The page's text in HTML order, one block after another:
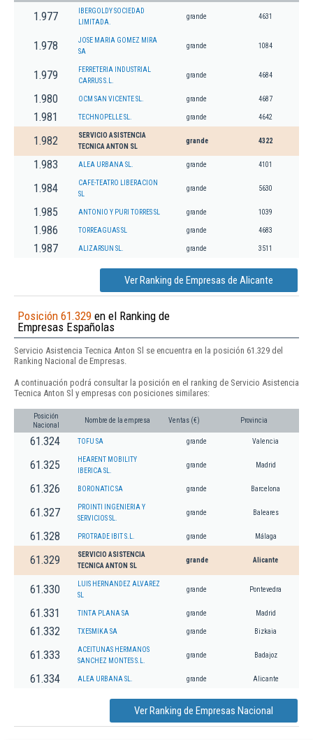
1.977
IBERGOLDY SOCIEDAD
LIMITADA.
grande 4631
1.978
JOSE MARIA GOMEZ MIRA
SA
grande 1084
1.979
FERRETERIA INDUSTRIAL
CARRUS S.L.
grande 4684
1.980 OCM SAN VICENTE SL. grande 4687
1.981 TECHNOPELLE SL. grande 4642
1.982
SERVICIO ASISTENCIA
TECNICA ANTON SL
grande 4322
1.983 ALEA URBANA SL. grande 4101
1.984
CAFE-TEATRO LIBERACION
SL
grande 5630
1.985 ANTONIO Y PURI TORRES SL grande 1039
1.986 TORREAGUAS SL grande 4683
1.987 ALIZARSUN SL. grande 3511
Ver Ranking de Empresas de Alicante
Posición 61.329 en el Ranking de
Empresas Españolas
Servicio Asistencia Tecnica Anton Sl se encuentra en la posición 61.329 del
Ranking Nacional de Empresas.
A continuación podrá consultar la posición en el ranking de Servicio Asistencia
Tecnica Anton Sl y empresas con posiciones similares:
Posición
Nacional
Nombre de la empresa Ventas (€) Provincia
61.324 TOFU SA grande Valencia
61.325
HEARENT MOBILITY
IBERICA SL.
grande Madrid
61.326 BORONATIC SA grande Barcelona
61.327
PROINTI INGENIERIA Y
SERVICIOS SL.
grande Baleares
61.328 PROTRADE IBIT S.L. grande Málaga
61.329
SERVICIO ASISTENCIA
TECNICA ANTON SL
grande Alicante
61.330
LUIS HERNANDEZ ALVAREZ
SL
grande Pontevedra
61.331 TINTA PLANA SA grande Madrid
61.332 TXESMIKA SA grande Bizkaia
61.333
ACEITUNAS HERMANOS
SANCHEZ MONTES S.L.
grande Badajoz
61.334 ALEA URBANA SL. grande Alicante
Ver Ranking de Empresas Nacional